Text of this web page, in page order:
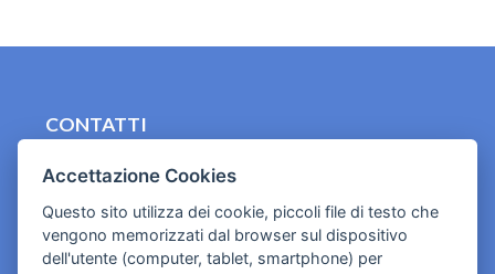
CONTATTI
Cookies e informativa privacy
Accettazione Cookies
Questo sito utilizza dei cookie, piccoli file di testo che
vengono memorizzati dal browser sul dispositivo
dell'utente (computer, tablet, smartphone) per